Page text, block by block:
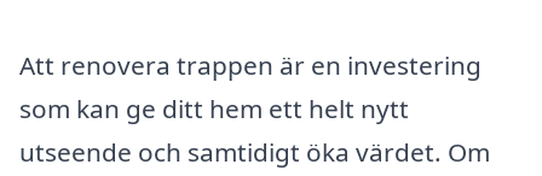
Att renovera trappen är en investering
som kan ge ditt hem ett helt nytt
utseende och samtidigt öka värdet. Om